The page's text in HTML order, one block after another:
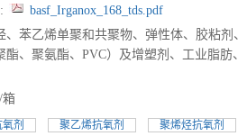
:
basf_Irganox_168_tds.pdf
、苯乙烯单聚和共聚物、弹性体、胶粘剂、
酯、聚氨酯、PVC）及增塑剂、工业脂肪、
箱
剂 聚乙烯抗氧剂
聚烯烃抗氧剂